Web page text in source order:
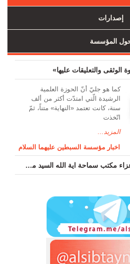
إصدارات
المؤسسة
والتعلیقات علیها»
کما هو جليّ أنّ الحوزة العلمیة
الرشیدة الّتي امتدّت أكثر من ألف
سنة، كانت تعتمد «النهاية» متناً، ثمّ
اتّخذت
المزيد...
اخبار مؤسسة السبطين عليهما السلام
تقرير مصوّر - موكب عزاء مکتب سماحة اية الله السيد مرتضى الموسوي الاصفهاني في يوم إستشهاد السيدة فاطم...